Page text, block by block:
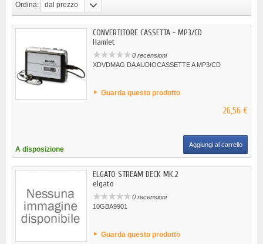
Ordina:
dal prezzo
CONVERTITORE CASSETTA - MP3/CD
Hamlet
0 recensioni
XDVDMAG DA AUDIOCASSETTE A MP3/CD
Guarda questo prodotto
26,56 €
A disposizione
Aggiungi al carrello
ELGATO STREAM DECK MK.2
elgato
0 recensioni
10GBA9901
Guarda questo prodotto